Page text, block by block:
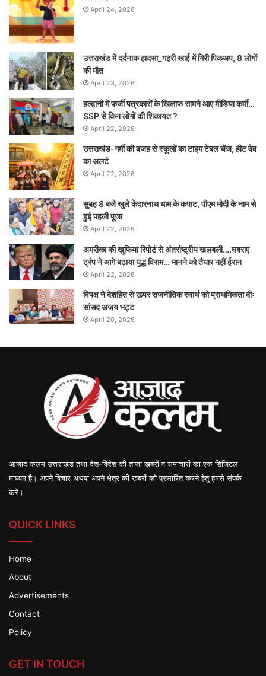
April 24, 2026
उत्तराखंड में दर्दनाक हादसा_गहरी खाई में गिरी पिकअप, 8 लोगों
की मौत
April 23, 2026
हल्द्वानी में फर्जी पत्रकारों के खिलाफ सामने आए मीडिया कर्मी…
SSP से किन लोगों की शिकायत ?
April 22, 2026
उत्तराखंड-गर्मी की वजह से स्कूलों का टाइम टेबल चेंज, हीट वेव
का अलर्ट
April 22, 2026
सुबह 8 बजे खुले केदारनाथ धाम के कपाट, पीएम मोदी के नाम से
हुई पहली पूजा
April 22, 2026
अमरीका की खुफिया रिपोर्ट से अंतर्राष्ट्रीय खलबली….घबराए
ट्रंप ने आगे बढ़ाया युद्ध विराम… मानने को तैयार नहीं ईरान
April 22, 2026
विपक्ष ने देशहित से ऊपर राजनीतिक स्वार्थ को प्राथमिकता दीः
सांसद अजय भट्ट
April 20, 2026
आज़ाद कलम उत्तराखंड तथा देश-विदेश की ताज़ा ख़बरों व समाचारों का एक डिजिटल
माध्यम है। अपने विचार अथवा अपने क्षेत्र की ख़बरों को प्रसारित करने हेतु हमसे संपर्क
करें।
QUICK LINKS
Home
About
Advertisements
Contact
Policy
GET IN TOUCH